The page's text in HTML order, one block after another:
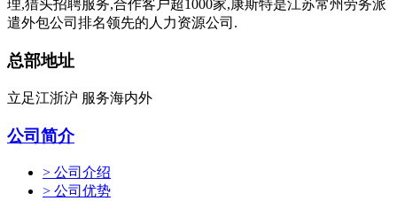
理,猎头招聘服务,合作客户超1000家,康斯特是江苏常州劳务派
遣外包公司排名领先的人力资源公司.
总部地址
立足江浙沪 服务海内外
公司简介
> 公司介绍
> 公司优势